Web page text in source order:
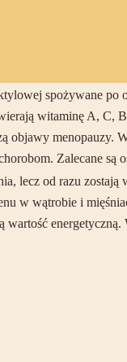
spożywane po
witaminę A, C,
objawy menopauzy.
Zalecane są
lecz od razu zostają
w wątrobie i
wartość